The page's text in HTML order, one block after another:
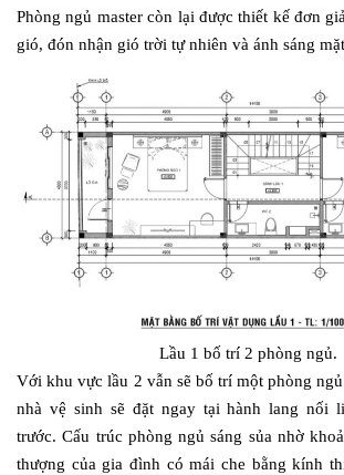
Phòng ngủ master còn lại được thiết kế đơn
gió, đón nhận gió trời tự nhiên và ánh sáng
Lầu 1 bố trí 2 phòng ngủ.
Với khu vực lầu 2 vẫn sẽ bố trí một phòng
nhà vệ sinh sẽ đặt ngay tại hành lang nối
trước. Cấu trúc phòng ngủ sáng sủa nhờ
thượng của gia đình có mái che bằng kính